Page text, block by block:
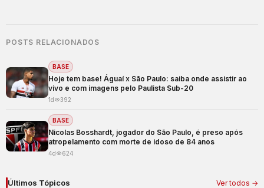
POSTS RELACIONADOS
BASE
Hoje tem base! Águaí x São Paulo: saiba onde assistir ao
vivo e com imagens pelo Paulista Sub-20
1d 392
BASE
Nicolas Bosshardt, jogador do São Paulo, é preso após
atropelamento com morte de idoso de 84 anos
4d 624
Últimos Tópicos Ver todos →